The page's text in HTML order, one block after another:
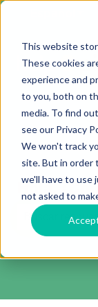
This website
These cookies
experience and
to you, both on
media. To find
see our Privacy
We won't track
site. But in order
we'll have to use
not asked to
Hola,
No hay